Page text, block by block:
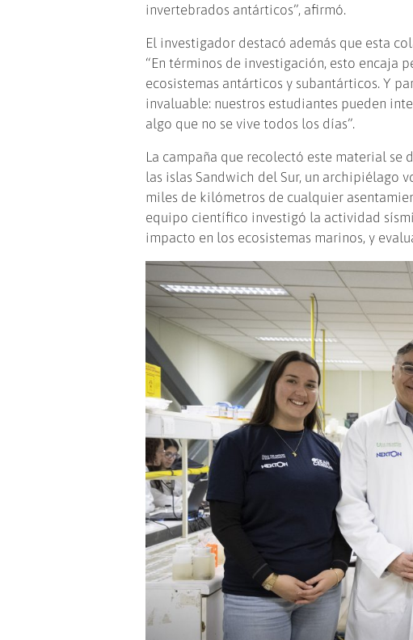
invertebrados antárticos”, afirmó.
El investigador destacó además que esta
“En términos de investigación, esto encaja
ecosistemas antárticos y subantárticos. Y
invaluable: nuestros estudiantes pueden
algo que no se vive todos los días”.
La campaña que recolectó este material se
las islas Sandwich del Sur, un archipiélago
miles de kilómetros de cualquier
equipo científico investigó la actividad
impacto en los ecosistemas marinos, y